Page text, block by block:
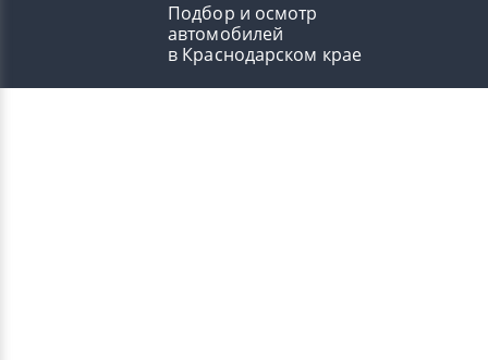
Подбор и осмотр
автомобилей
в Краснодарском крае